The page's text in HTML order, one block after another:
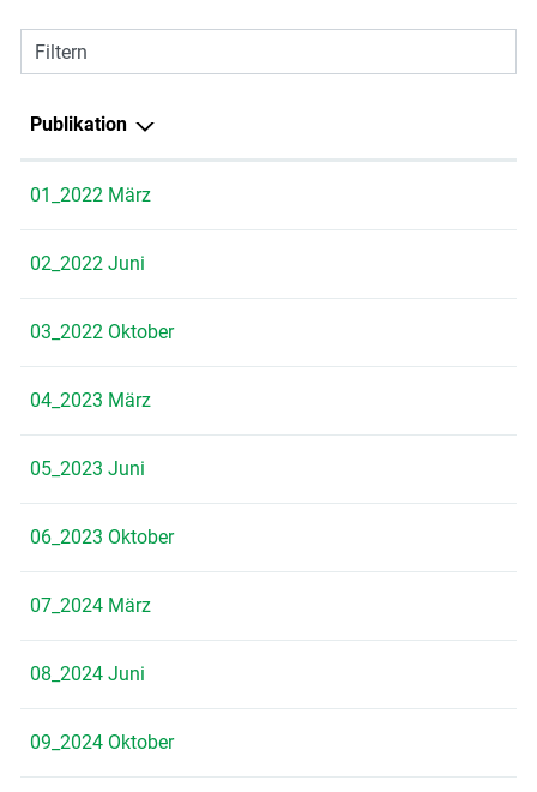
Filtern
Publikation
01_2022 März
02_2022 Juni
03_2022 Oktober
04_2023 März
05_2023 Juni
06_2023 Oktober
07_2024 März
08_2024 Juni
09_2024 Oktober